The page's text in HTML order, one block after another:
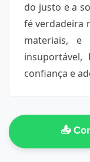
do justo e a
fé verdadeira
materiais,
confiança e
📤